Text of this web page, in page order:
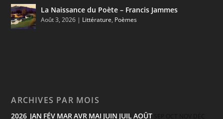
La Naissance du Poète – Francis Jammes
Août 3, 2026 | Littérature, Poèmes
ARCHIVES PAR MOIS
2026 JAN FÉV MARAVR MAI JUIN JUILAOÛT